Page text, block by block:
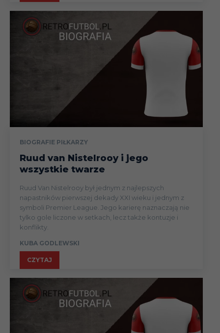
BIOGRAFIE PIŁKARZY
Ruud van Nistelrooy i jego
wszystkie twarze
Ruud Van Nistelrooy był jednym z najlepszych
napastników pierwszej dekady XXI wieku i jednym z
symboli Premier League. Jego karierę naznaczają nie
tylko gole liczone w setkach, lecz także kontuzje i
konflikty.
KUBA GODLEWSKI
CZYTAJ